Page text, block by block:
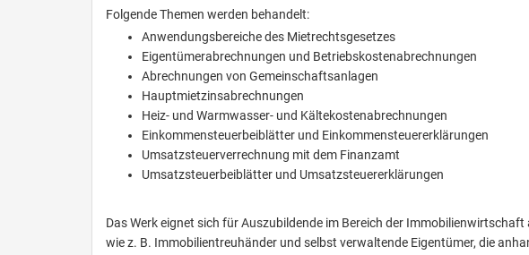
Folgende Themen werden behandelt:
Anwendungsbereiche des Mietrechtsgesetzes
Eigentümerabrechnungen und Betriebskostenabrechnungen
Abrechnungen von Gemeinschaftsanlagen
Hauptmietzinsabrechnungen
Heiz- und Warmwasser- und Kältekostenabrechnungen
Einkommensteuerbeiblätter und Einkommensteuererklärungen
Umsatzsteuerverrechnung mit dem Finanzamt
Umsatzsteuerbeiblätter und Umsatzsteuererklärungen
Das Werk eignet sich für Auszubildende im Bereich der
wie z. B. Immobilientreuhänder und selbst verwaltende Eigentümer, die